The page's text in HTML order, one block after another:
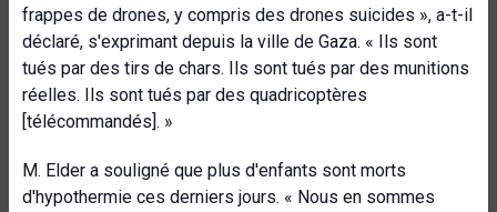
frappes de drones, y compris des drones suicides », a-t-il
déclaré, s'exprimant depuis la ville de Gaza. « Ils sont
tués par des tirs de chars. Ils sont tués par des munitions
réelles. Ils sont tués par des quadricoptères
[télécommandés]. »
M. Elder a souligné que plus d'enfants sont morts
d'hypothermie ces derniers jours. « Nous en sommes